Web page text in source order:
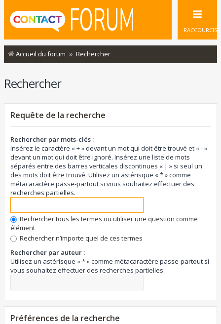
RACCOURCIS
Accueil du forum Rechercher
Rechercher
Requête de la recherche
Rechercher par mots-clés :
Insérez le caractère « + » devant un mot qui doit être trouvé et « - »
devant un mot qui doit être ignoré. Insérez une liste de mots
séparés entre des barres verticales discontinues « | » si seul un
des mots doit être trouvé. Utilisez un astérisque « * » comme
métacaractère passe-partout si vous souhaitez effectuer des
recherches partielles.
Rechercher tous les termes ou utiliser une question comme
élément
Rechercher n’importe quel de ces termes
Rechercher par auteur :
Utilisez un astérisque « * » comme métacaractère passe-partout si
vous souhaitez effectuer des recherches partielles.
Préférences de la recherche